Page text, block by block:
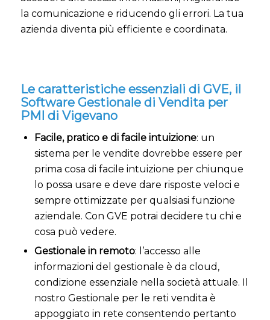
la comunicazione e riducendo gli errori. La tua
azienda diventa più efficiente e coordinata.
Le caratteristiche essenziali di GVE, il
Software Gestionale di Vendita per
PMI di Vigevano
Facile, pratico e di facile intuizione: un
sistema per le vendite dovrebbe essere per
prima cosa di facile intuizione per chiunque
lo possa usare e deve dare risposte veloci e
sempre ottimizzate per qualsiasi funzione
aziendale. Con GVE potrai decidere tu chi e
cosa può vedere.
Gestionale in remoto: l’accesso alle
informazioni del gestionale è da cloud,
condizione essenziale nella società attuale. Il
nostro Gestionale per le reti vendita è
appoggiato in rete consentendo pertanto